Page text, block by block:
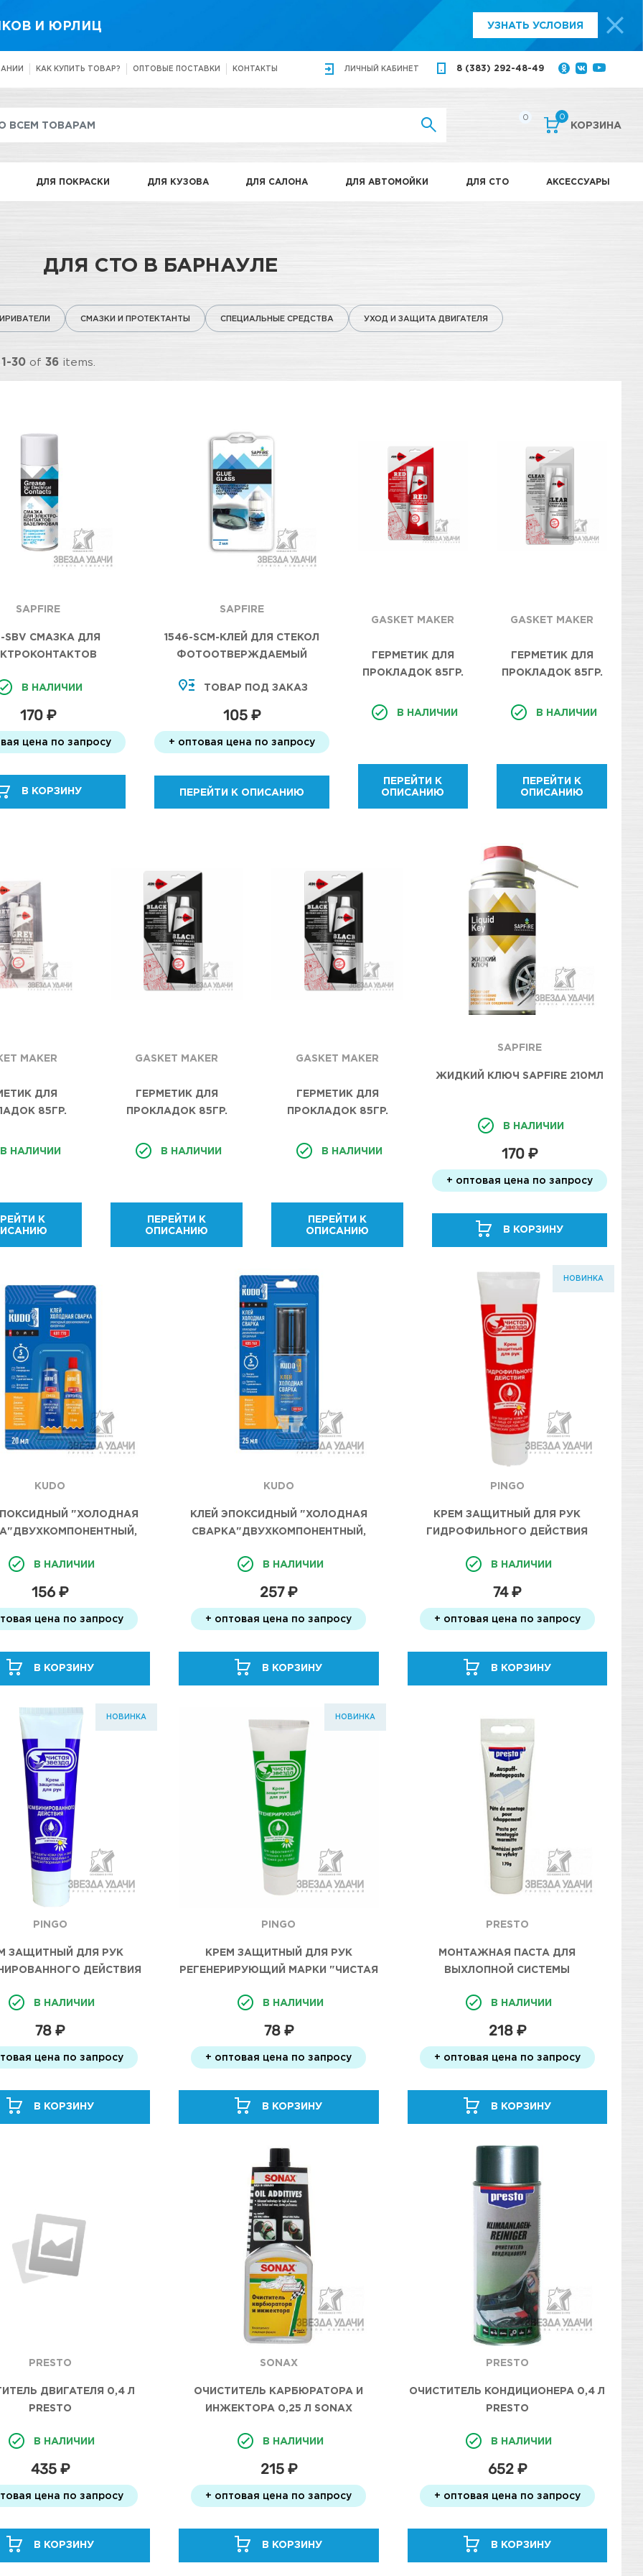
И ЮРЛИЦ УЗНАТЬ УСЛОВИЯ
КАК КУПИТЬ ТОВАР? ОПТОВЫЕ ПОСТАВКИ КОНТАКТЫ ЛИЧНЫЙ КАБИНЕТ 8 (383) 292-48-49
0 0
КОРЗИНА
ДЛЯ ПОКРАСКИ ДЛЯ КУЗОВА ДЛЯ САЛОНА ДЛЯ АВТОМОЙКИ ДЛЯ СТО АКСЕССУАРЫ
ДЛЯ СТО В БАРНАУЛЕ
СМАЗКИ И ПРОТЕКТАНТЫ СПЕЦИАЛЬНЫЕ СРЕДСТВА УХОД И ЗАЩИТА ДВИГАТЕЛЯ
1-30of 36items.
SAPFIRE
SBV СМАЗКА ДЛЯ
В НАЛИЧИИ
170 ₽
цена по запросу
В КОРЗИНУ
SAPFIRE
1546-SCM-КЛЕЙ ДЛЯ СТЕКОЛ
ФОТООТВЕРЖДАЕМЫЙ
ТОВАР ПОД ЗАКАЗ
105 ₽
+ оптовая цена по запросу
ПЕРЕЙТИ К ОПИСАНИЮ
GASKET MAKER
ГЕРМЕТИК ДЛЯ
ПРОКЛАДОК 85ГР.
RED RTV GASKET
MAKER NEUTRAL
В НАЛИЧИИ
ПЕРЕЙТИ К
ОПИСАНИЮ
GASKET MAKER
ГЕРМЕТИК ДЛЯ
ПРОКЛАДОК 85ГР.
ONE. CLEAR RTV
GASKET MAKER
В НАЛИЧИИ
ПЕРЕЙТИ К
ОПИСАНИЮ
MAKER
ДЛЯ
85ГР.
В НАЛИЧИИ
К
GASKET MAKER
ГЕРМЕТИК ДЛЯ
ПРОКЛАДОК 85ГР.
RTV GASKET MAKER
NEUTRAL TYPE GM-
В НАЛИЧИИ
ПЕРЕЙТИ К
ОПИСАНИЮ
GASKET MAKER
ГЕРМЕТИК ДЛЯ
ПРОКЛАДОК 85ГР.
BLACK RTV GASKET
MAKER NEUTRAL TYPE
В НАЛИЧИИ
ПЕРЕЙТИ К
ОПИСАНИЮ
SAPFIRE
ЖИДКИЙ КЛЮЧ SAPFIRE 210МЛ
В НАЛИЧИИ
170 ₽
+ оптовая цена по запросу
В КОРЗИНУ
KUDO
"ХОЛОДНАЯ
В НАЛИЧИИ
156 ₽
цена по запросу
В КОРЗИНУ
KUDO
КЛЕЙ ЭПОКСИДНЫЙ "ХОЛОДНАЯ
СВАРКА"ДВУХКОМПОНЕНТНЫЙ,
В НАЛИЧИИ
257 ₽
+ оптовая цена по запросу
В КОРЗИНУ
НОВИНКА
PINGO
КРЕМ ЗАЩИТНЫЙ ДЛЯ РУК
ГИДРОФИЛЬНОГО ДЕЙСТВИЯ
100МЛ
В НАЛИЧИИ
74 ₽
+ оптовая цена по запросу
В КОРЗИНУ
НОВИНКА
PINGO
ЗАЩИТНЫЙ ДЛЯ РУК
ДЕЙСТВИЯ
100МЛ
В НАЛИЧИИ
78 ₽
цена по запросу
В КОРЗИНУ
НОВИНКА
PINGO
КРЕМ ЗАЩИТНЫЙ ДЛЯ РУК
РЕГЕНЕРИРУЮЩИЙ МАРКИ "ЧИСТАЯ
В НАЛИЧИИ
78 ₽
+ оптовая цена по запросу
В КОРЗИНУ
PRESTO
МОНТАЖНАЯ ПАСТА ДЛЯ
ВЫХЛОПНОЙ СИСТЕМЫ
В НАЛИЧИИ
218 ₽
+ оптовая цена по запросу
В КОРЗИНУ
PRESTO
ДВИГАТЕЛЯ 0,4 Л
PRESTO
В НАЛИЧИИ
435 ₽
цена по запросу
В КОРЗИНУ
SONAX
ОЧИСТИТЕЛЬ КАРБЮРАТОРА И
ИНЖЕКТОРА 0,25 Л SONAX
В НАЛИЧИИ
215 ₽
+ оптовая цена по запросу
В КОРЗИНУ
PRESTO
ОЧИСТИТЕЛЬ КОНДИЦИОНЕРА 0,4 Л
PRESTO
В НАЛИЧИИ
652 ₽
+ оптовая цена по запросу
В КОРЗИНУ